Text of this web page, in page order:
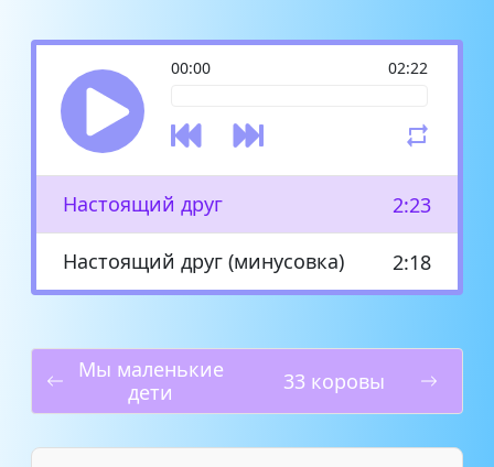
00:00 02:22
Настоящий друг 2:23
Настоящий друг (минусовка) 2:18
Мы маленькие
дети
33 коровы